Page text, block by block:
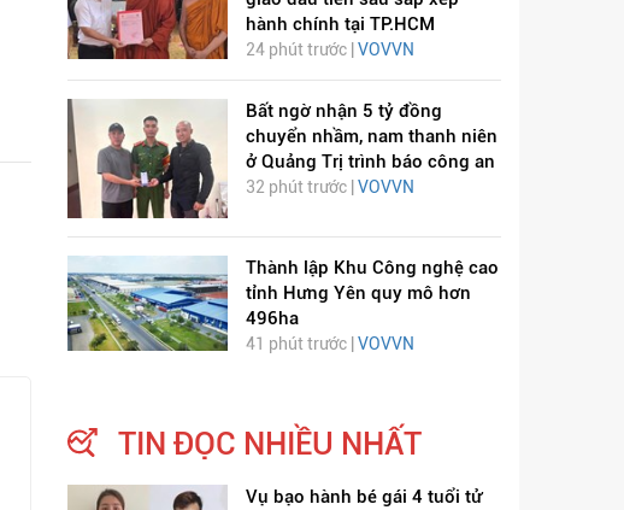
hành chính tại TP.HCM
24 phút trước | VOVVN
Bất ngờ nhận 5 tỷ đồng
chuyển nhầm, nam thanh niên
ở Quảng Trị trình báo công an
32 phút trước | VOVVN
Thành lập Khu Công nghệ cao
tỉnh Hưng Yên quy mô hơn
496ha
41 phút trước | VOVVN
TIN ĐỌC NHIỀU NHẤT
Vụ bạo hành bé gái 4 tuổi tử